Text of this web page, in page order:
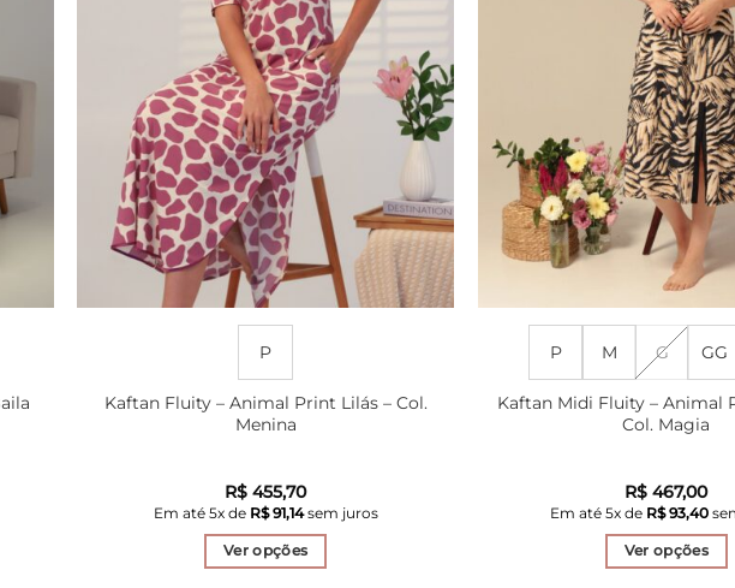
P
Kaftan Fluity – Animal Print Lilás – Col.
Menina
R$ 455,70
Em até 5x de R$91,14sem juros
Ver opções
P M G GG
Kaftan Midi Fluity – Animal
Col. Magia
R$ 467,00
Em até 5x de R$93,40
Ver opções